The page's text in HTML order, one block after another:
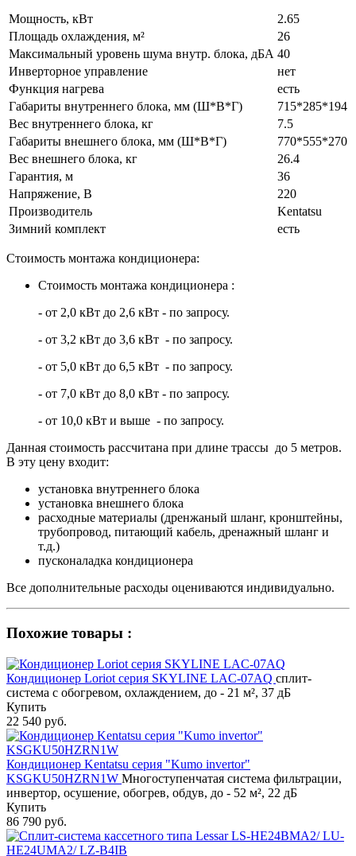
Мощность, кВт
2.65
Площадь охлаждения, м²
26
Максимальный уровень шума внутр. блока, дБА 40
Инверторное управление
нет
Функция нагрева
есть
Габариты внутреннего блока, мм (Ш*В*Г)
715*285*194
Вес внутреннего блока, кг
7.5
Габариты внешнего блока, мм (Ш*В*Г)
770*555*270
Вес внешнего блока, кг
26.4
Гарантия, м
36
Напряжение, В
220
Производитель
Kentatsu
Зимний комплект
есть
Стоимость монтажа кондиционера:
Стоимость монтажа кондиционера :
- от 2,0 кВт до 2,6 кВт - по запросу.
- от 3,2 кВт до 3,6 кВт - по запросу.
- от 5,0 кВт до 6,5 кВт - по запросу.
- от 7,0 кВт до 8,0 кВт - по запросу.
- от 10,0 кВт и выше - по запросу.
Данная стоимость рассчитана при длине трассы до 5 метров.
В эту цену входит:
установка внутреннего блока
установка внешнего блока
расходные материалы (дренжаный шланг, кронштейны,
трубопровод, питающий кабель, дренажный шланг и
т.д.)
пусконаладка кондиционера
Все дополнительные расходы оцениваются индивидуально.
Похожие товары :
Кондиционер Loriot cерия SKYLINE LAC-07AQ сплит-
система с обогревом, охлаждением, до - 21 м², 37 дБ
Купить
22 540 руб.
Кондиционер Kentatsu серия "Kumo invertor"
KSGKU50HZRN1W Многоступенчатая система фильтрации,
инвертор, осушение, обогрев, обдув, до - 52 м², 22 дБ
Купить
86 790 руб.